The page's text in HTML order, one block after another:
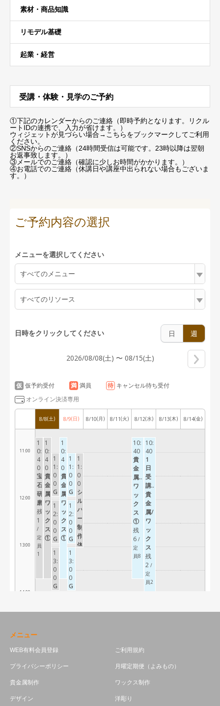
素材・商品知識
リモデル基礎
起業・経営
受講・体験・見学のご予約
①下記のカレンダーからのご連絡（即時予約となります。リクル
ートIDの連携で、入力が省けます。）
ウィジェットが見づらい場合→こちらをブックマーク してご利用
ください。
②SNSからのご連絡（24時間受信は可能です。23時以降は翌朝
お返事致します。）
③メールでのご連絡（確認に少しお時間がかかります。）
④お電話でのご連絡（休講日や講座中出られない場合もございま
す。）
メニュー
WEB有料会員登録 ご利用規約
プライバシーポリシー 月曜定期便（よみもの）
貴金属制作 ワックス制作
デザイン 洋彫り